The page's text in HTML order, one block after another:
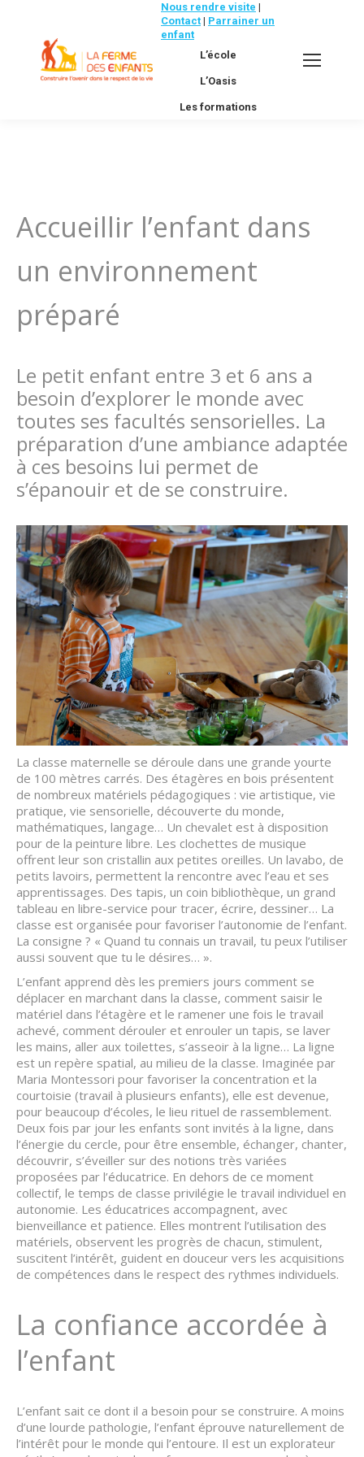
Nous rendre visite |
Contact | Parrainer un
enfant
L’école
L’Oasis
Les formations
Accueillir l’enfant dans
un environnement
préparé
Le petit enfant entre 3 et 6 ans a
besoin d’explorer le monde avec
toutes ses facultés sensorielles. La
préparation d’une ambiance adaptée
à ces besoins lui permet de
s’épanouir et de se construire.
La classe maternelle se déroule dans une grande yourte
de 100 mètres carrés. Des étagères en bois présentent
de nombreux matériels pédagogiques : vie artistique, vie
pratique, vie sensorielle, découverte du monde,
mathématiques, langage… Un chevalet est à disposition
pour de la peinture libre. Les clochettes de musique
offrent leur son cristallin aux petites oreilles. Un lavabo, de
petits lavoirs, permettent la rencontre avec l’eau et ses
apprentissages. Des tapis, un coin bibliothèque, un grand
tableau en libre-service pour tracer, écrire, dessiner… La
classe est organisée pour favoriser l’autonomie de l’enfant.
La consigne ? « Quand tu connais un travail, tu peux l’utiliser
aussi souvent que tu le désires… ».
L’enfant apprend dès les premiers jours comment se
déplacer en marchant dans la classe, comment saisir le
matériel dans l’étagère et le ramener une fois le travail
achevé, comment dérouler et enrouler un tapis, se laver
les mains, aller aux toilettes, s’asseoir à la ligne… La ligne
est un repère spatial, au milieu de la classe. Imaginée par
Maria Montessori pour favoriser la concentration et la
courtoisie (travail à plusieurs enfants), elle est devenue,
pour beaucoup d’écoles, le lieu rituel de rassemblement.
Deux fois par jour les enfants sont invités à la ligne, dans
l’énergie du cercle, pour être ensemble, échanger, chanter,
découvrir, s’éveiller sur des notions très variées
proposées par l’éducatrice. En dehors de ce moment
collectif, le temps de classe privilégie le travail individuel en
autonomie. Les éducatrices accompagnent, avec
bienveillance et patience. Elles montrent l’utilisation des
matériels, observent les progrès de chacun, stimulent,
suscitent l’intérêt, guident en douceur vers les acquisitions
de compétences dans le respect des rythmes individuels.
La confiance accordée à
l’enfant
L’enfant sait ce dont il a besoin pour se construire. A moins
d’une lourde pathologie, l’enfant éprouve naturellement de
l’intérêt pour le monde qui l’entoure. Il est un explorateur